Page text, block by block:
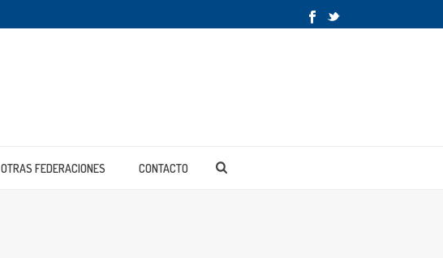
OTRAS FEDERACIONES CONTACTO